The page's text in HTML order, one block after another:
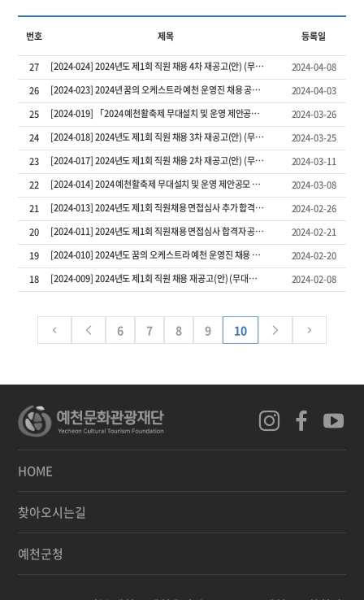
번호 제목 등록일
27 [2024-024] 2024년도 제1회 직원 채용 4차 재공고(안) (무대예술전문가)
2024-04-08
26
[2024-023] 2024년 꿈의 오케스트라 예천 운영진 채용 공고(강사)
2024-04-03
25
[2024-019] 「2024 예천활축제 무대설치 및 운영 제안공모」 제안서 평가 결과 공고
2024-03-26
24
[2024-018] 2024년도 제1회 직원 채용 3차 재공고(안) (무대예술전문가)
2024-03-25
23
[2024-017] 2024년도 제1회 직원 채용 2차 재공고(안) (무대예술전문가)
2024-03-11
22
[2024-014] 2024 예천활축제 무대설치 및 운영 제안공모 공고
2024-03-08
21
[2024-013] 2024년도 제1회 직원채용 면접심사 추가 합격자 공고
2024-02-26
20
[2024-011] 2024년도 제1회 직원채용 면접심사 합격자 공고
2024-02-21
19
[2024-010] 2024년도 꿈의 오케스트라 예천 운영진 채용 면접시험 합격자 공고
2024-02-20
18
[2024-009] 2024년도 제1회 직원 채용 재공고(안) (무대예술전문가) 2024-02-08
6 7 8 9 10
HOME
찾아오시는길
예천군청